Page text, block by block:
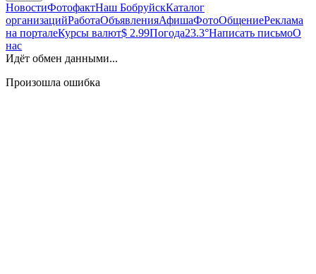
НовостиФотофактНаш БобруйскКаталог
организацийРаботаОбъявленияАфишаФотоОбщениеРеклама
на порталеКурсы валют$ 2.99Погода23.3°Написать письмоО
нас
Идёт обмен данными...
Произошла ошибка